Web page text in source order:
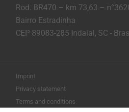
Rod. BR470 – km 73,63 –
Bairro Estradinha
CEP 89083-285 Indaial, SC -
Imprint
Privacy statement
Terms and conditions